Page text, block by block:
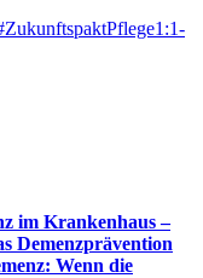
1:1-
im Krankenhaus –
Demenzprävention
Wenn die